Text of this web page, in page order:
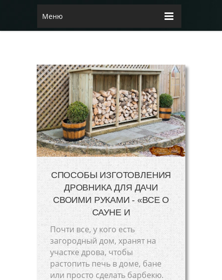
Меню
СПОСОБЫ ИЗГОТОВЛЕНИЯ
ДРОВНИКА ДЛЯ ДАЧИ
СВОИМИ РУКАМИ - «ВСЕ О
САУНЕ И
Почти все, у кого есть
загородный дом, хранят на
участке дрова, чтобы
растопить печь в доме, бане
или просто сделать барбекю.